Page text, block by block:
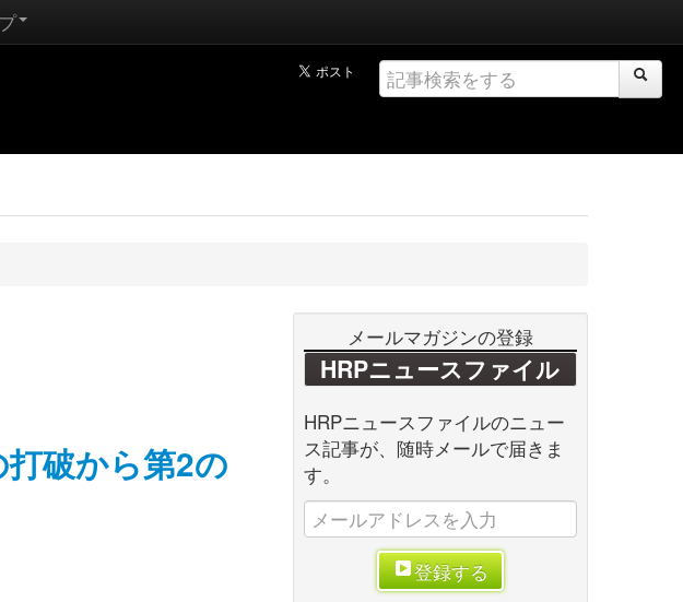
破から第2の
メールマガジンの登録
HRPニュースファイル
HRPニュースファイルのニュー
ス記事が、随時メールで届きま
す。
登録する